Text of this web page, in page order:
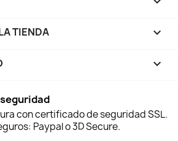
TIENDA keyboard_arrow_down

con certificado de seguridad SSL.
Paypal o 3D Secure.